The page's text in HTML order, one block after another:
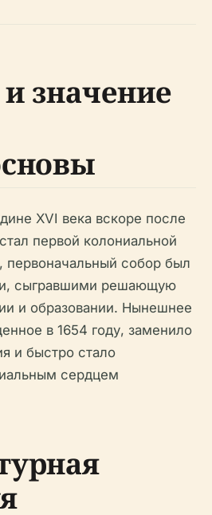
значение
XVI века вскоре после
первой колониальной
первоначальный собор был
сыгравшими решающую
и образовании. Нынешнее
в 1654 году, заменило
и быстро стало
сердцем